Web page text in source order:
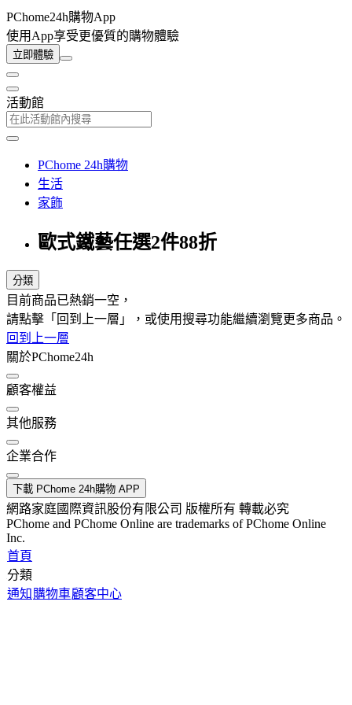
PChome24h購物App
使用App享受更優質的購物體驗
立即體驗
活動館
PChome 24h購物
生活
家飾
歐式鐵藝任選2件88折
分類
目前商品已熱銷一空，
請點擊「回到上一層」，或使用搜尋功能繼續瀏覽更多商品。
回到上一層
關於PChome24h
顧客權益
其他服務
企業合作
下載 PChome 24h購物 APP
網路家庭國際資訊股份有限公司 版權所有 轉載必究
PChome and PChome Online are trademarks of PChome Online
Inc.
首頁
分類
通知 購物車顧客中心